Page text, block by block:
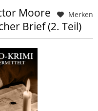
Merken
Moore
Brief (2. Teil)